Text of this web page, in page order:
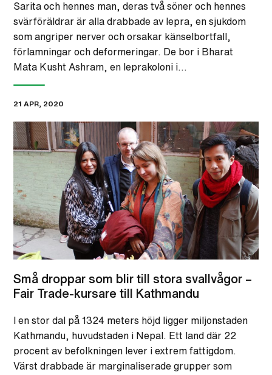
Sarita och hennes man, deras två söner och hennes
svärföräldrar är alla drabbade av lepra, en sjukdom
som angriper nerver och orsakar känselbortfall,
förlamningar och deformeringar. De bor i Bharat
Mata Kusht Ashram, en leprakoloni i…
21 APR, 2020
Små droppar som blir till stora svallvågor –
Fair Trade-kursare till Kathmandu
I en stor dal på 1324 meters höjd ligger miljonstaden
Kathmandu, huvudstaden i Nepal. Ett land där 22
procent av befolkningen lever i extrem fattigdom.
Värst drabbade är marginaliserade grupper som